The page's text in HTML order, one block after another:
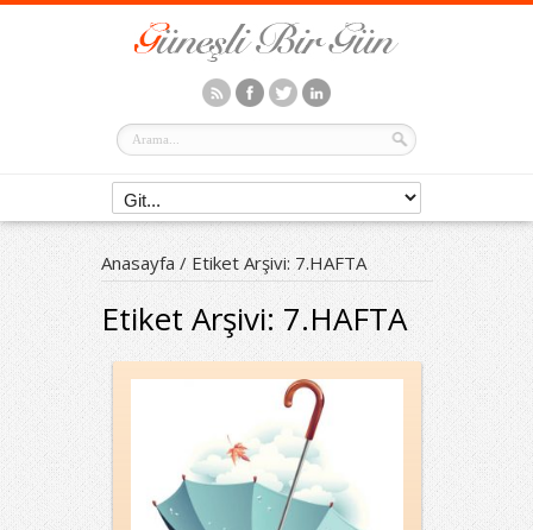
Anasayfa / Etiket Arşivi: 7.HAFTA
Etiket Arşivi:7.HAFTA